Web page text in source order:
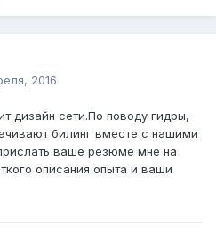
2016
дизайн сети.По поводу гидры,
билинг вместе с нашими
ваше резюме мне на
описания опыта и ваши